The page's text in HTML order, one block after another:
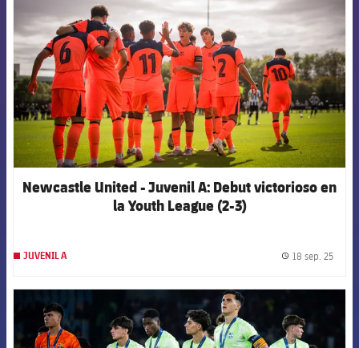
Newcastle United - Juvenil A: Debut victorioso en
la Youth League (2-3)
JUVENIL A 18 sep. 25
FCB Barcelona badge